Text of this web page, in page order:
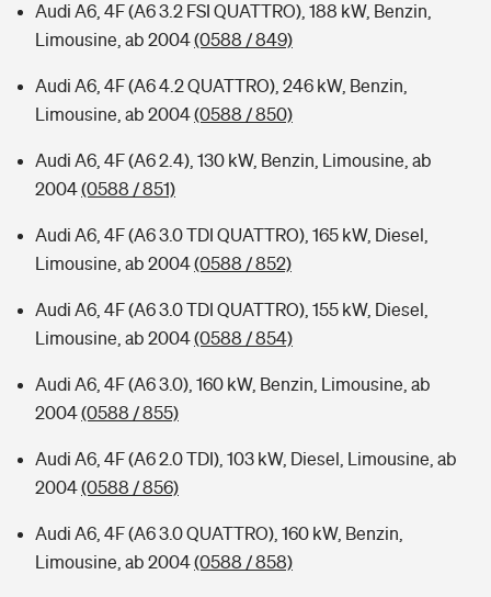
Audi A6, 4F (A6 3.2 FSI QUATTRO), 188 kW, Benzin,
Limousine, ab 2004(0588 / 849)
Audi A6, 4F (A6 4.2 QUATTRO), 246 kW, Benzin,
Limousine, ab 2004(0588 / 850)
Audi A6, 4F (A6 2.4), 130 kW, Benzin, Limousine, ab
2004(0588 / 851)
Audi A6, 4F (A6 3.0 TDI QUATTRO), 165 kW, Diesel,
Limousine, ab 2004(0588 / 852)
Audi A6, 4F (A6 3.0 TDI QUATTRO), 155 kW, Diesel,
Limousine, ab 2004(0588 / 854)
Audi A6, 4F (A6 3.0), 160 kW, Benzin, Limousine, ab
2004(0588 / 855)
Audi A6, 4F (A6 2.0 TDI), 103 kW, Diesel, Limousine, ab
2004(0588 / 856)
Audi A6, 4F (A6 3.0 QUATTRO), 160 kW, Benzin,
Limousine, ab 2004(0588 / 858)